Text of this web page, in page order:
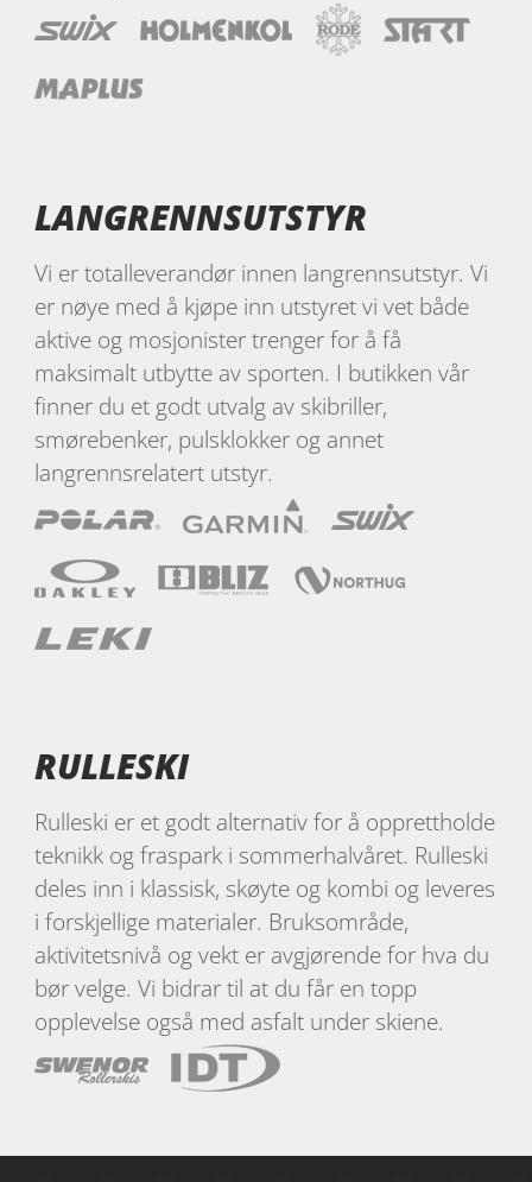
LANGRENNSUTSTYR
Vi er totalleverandør innen langrennsutstyr. Vi
er nøye med å kjøpe inn utstyret vi vet både
aktive og mosjonister trenger for å få
maksimalt utbytte av sporten. I butikken vår
finner du et godt utvalg av skibriller,
smørebenker, pulsklokker og annet
langrennsrelatert utstyr.
RULLESKI
Rulleski er et godt alternativ for å opprettholde
teknikk og fraspark i sommerhalvåret. Rulleski
deles inn i klassisk, skøyte og kombi og leveres
i forskjellige materialer. Bruksområde,
aktivitetsnivå og vekt er avgjørende for hva du
bør velge. Vi bidrar til at du får en topp
opplevelse også med asfalt under skiene.